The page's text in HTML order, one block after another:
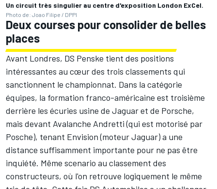
Un circuit très singulier au centre d'exposition London ExCel.
Photo de: Joao Filipe / DPPI
Deux courses pour consolider de belles
places
Avant Londres, DS Penske tient des positions
intéressantes au cœur des trois classements qui
sanctionnent le championnat. Dans la catégorie
équipes, la formation franco-américaine est troisième
derrière les écuries usine de Jaguar et de Porsche,
mais devant Avalanche Andretti (qui est motorisé par
Posche), tenant Envision (moteur Jaguar) a une
distance suffisamment importante pour ne pas être
inquiété. Même scenario au classement des
constructeurs, où l'on retrouve logiquement le même